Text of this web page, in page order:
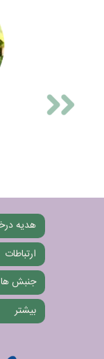
هدیه
ارتباطات
جنبش ها
بیشتر